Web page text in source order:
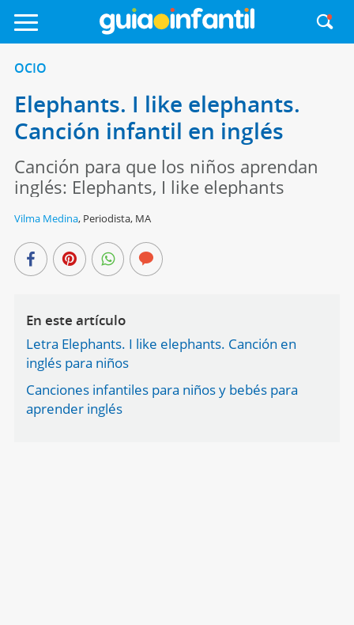
OCIO
Elephants. I like elephants.
Canción infantil en inglés
Canción para que los niños aprendan
inglés: Elephants, I like elephants
Vilma Medina, Periodista, MA
En este artículo
Letra Elephants. I like elephants. Canción en
inglés para niños
Canciones infantiles para niños y bebés para
aprender inglés